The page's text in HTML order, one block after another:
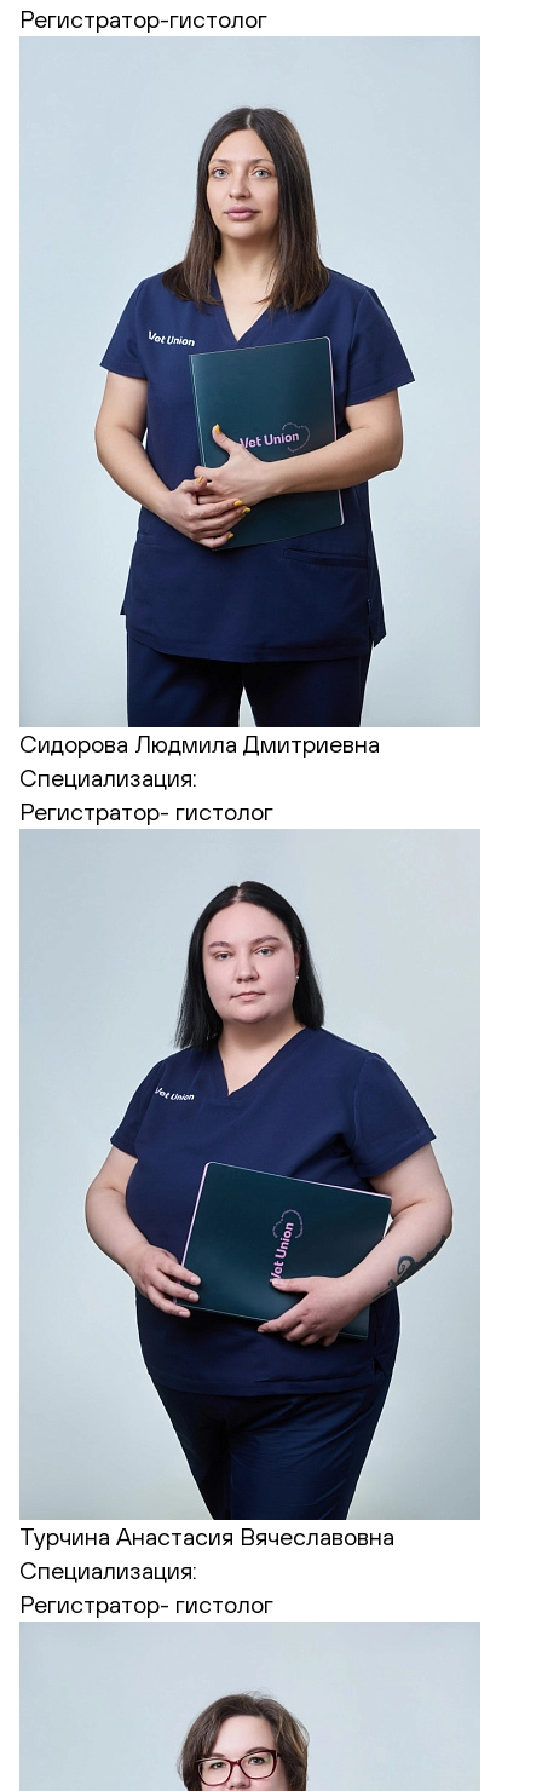
Регистратор-гистолог
Сидорова Людмила Дмитриевна
Специализация:
Регистратор- гистолог
Турчина Анастасия Вячеславовна
Специализация:
Регистратор- гистолог